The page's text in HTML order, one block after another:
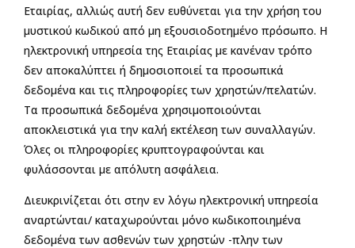
Εταιρίας, αλλιώς αυτή δεν ευθύνεται για την χρήση του
μυστικού κωδικού από μη εξουσιοδοτημένο πρόσωπο. Η
ηλεκτρονική υπηρεσία της Εταιρίας με κανέναν τρόπο
δεν αποκαλύπτει ή δημοσιοποιεί τα προσωπικά
δεδομένα και τις πληροφορίες των χρηστών/πελατών.
Τα προσωπικά δεδομένα χρησιμοποιούνται
αποκλειστικά για την καλή εκτέλεση των συναλλαγών.
Όλες οι πληροφορίες κρυπτογραφούνται και
φυλάσσονται με απόλυτη ασφάλεια.
Διευκρινίζεται ότι στην εν λόγω ηλεκτρονική υπηρεσία
αναρτώνται/ καταχωρούνται μόνο κωδικοποιημένα
δεδομένα των ασθενών των χρηστών -πλην των